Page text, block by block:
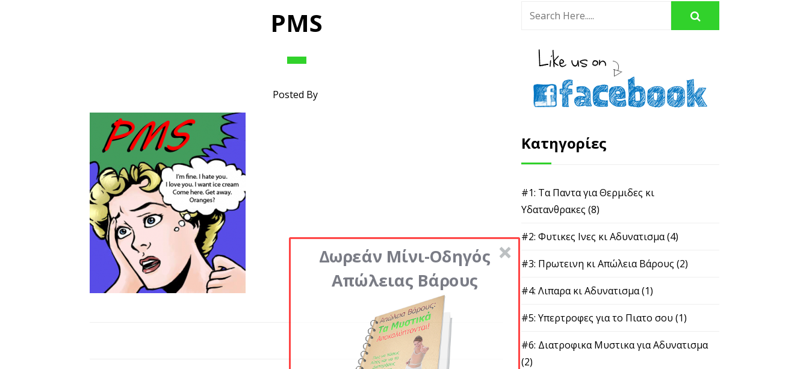
PMS
Posted By
Κατηγορίες
#1: Τα Παντα για Θερμιδες κι
Υδατανθρακες (8)
#2: Φυτικες Ινες κι Αδυνατισμα(4)
#3: Πρωτεινη κι Απώλεια Βάρους (2)
#4: Λιπαρα κι Αδυνατισμα(1)
#5: Υπερτροφες για το Πιατο σου (1)
#6: Διατροφικα Μυστικα για Αδυνατισμα
(2)
Δωρεάν Μίνι-Οδηγός
Απώλειας Βάρους